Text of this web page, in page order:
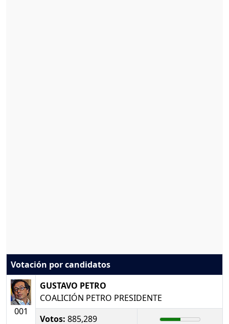
Votación por candidatos
001
GUSTAVO PETRO
COALICIÓN PETRO PRESIDENTE
Votos: 885,289